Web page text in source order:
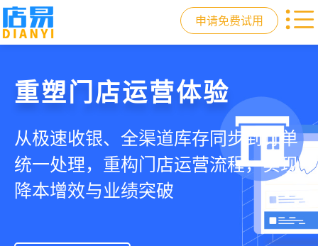
申请免费试用
门店收银，就用店易
智慧收银+商品库存+会员增长+小程序
商城，一套系统解决开店管店及业绩
增长难题
重塑门店运营体验
从极速收银、全渠道库存同步到订单
统一处理，重构门店运营流程，实现
降本增效与业绩突破
驱动私域会员增长
从支付即会员、精准营销到优惠券互
通，驱动私域流量沉淀和会员复购，
提升忠诚度和营销效果
快速拓展生意边界
借助小程序商城、线上引流到线下售
后，打通全域销售渠道，拓展生意边
界，提升顾客体验